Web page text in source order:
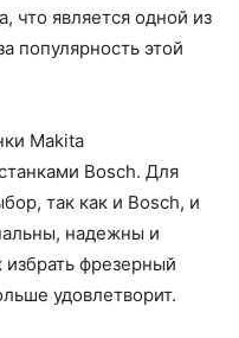
что является одной из
популярность этой
Makita
Bosch. Для
так как и Bosch, и
надежны и
фрезерный
удовлетворит.